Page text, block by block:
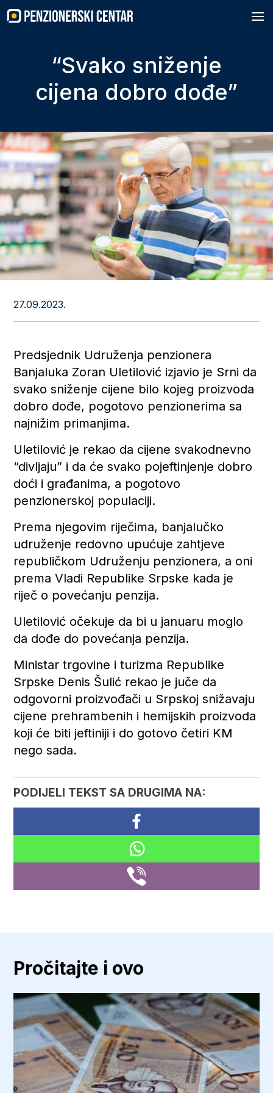
to
content
“Svako sniženje
cijena dobro dođe”
27.09.2023.
Predsjednik Udruženja penzionera
Banjaluka Zoran Uletilović izjavio je Srni da
svako sniženje cijene bilo kojeg proizvoda
dobro dođe, pogotovo penzionerima sa
najnižim primanjima.
Uletilović je rekao da cijene svakodnevno
“divljaju” i da će svako pojeftinjenje dobro
doći i građanima, a pogotovo
penzionerskoj populaciji.
Prema njegovim riječima, banjalučko
udruženje redovno upućuje zahtjeve
republičkom Udruženju penzionera, a oni
prema Vladi Republike Srpske kada je
riječ o povećanju penzija.
Uletilović očekuje da bi u januaru moglo
da dođe do povećanja penzija.
Ministar trgovine i turizma Republike
Srpske Denis Šulić rekao je juče da
odgovorni proizvođači u Srpskoj snižavaju
cijene prehrambenih i hemijskih proizvoda
koji će biti jeftiniji i do gotovo četiri KM
nego sada.
PODIJELI TEKST SA DRUGIMA NA:
Pročitajte i ovo